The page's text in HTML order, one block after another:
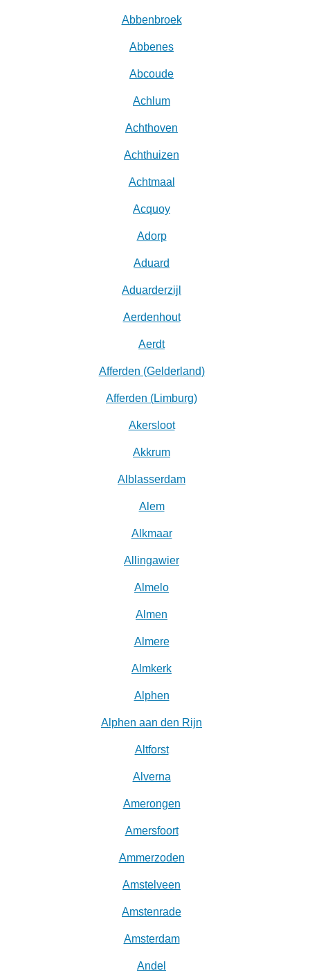
Abbenbroek
Abbenes
Abcoude
Achlum
Achthoven
Achthuizen
Achtmaal
Acquoy
Adorp
Aduard
Aduarderzijl
Aerdenhout
Aerdt
Afferden (Gelderland)
Afferden (Limburg)
Akersloot
Akkrum
Alblasserdam
Alem
Alkmaar
Allingawier
Almelo
Almen
Almere
Almkerk
Alphen
Alphen aan den Rijn
Altforst
Alverna
Amerongen
Amersfoort
Ammerzoden
Amstelveen
Amstenrade
Amsterdam
Andel